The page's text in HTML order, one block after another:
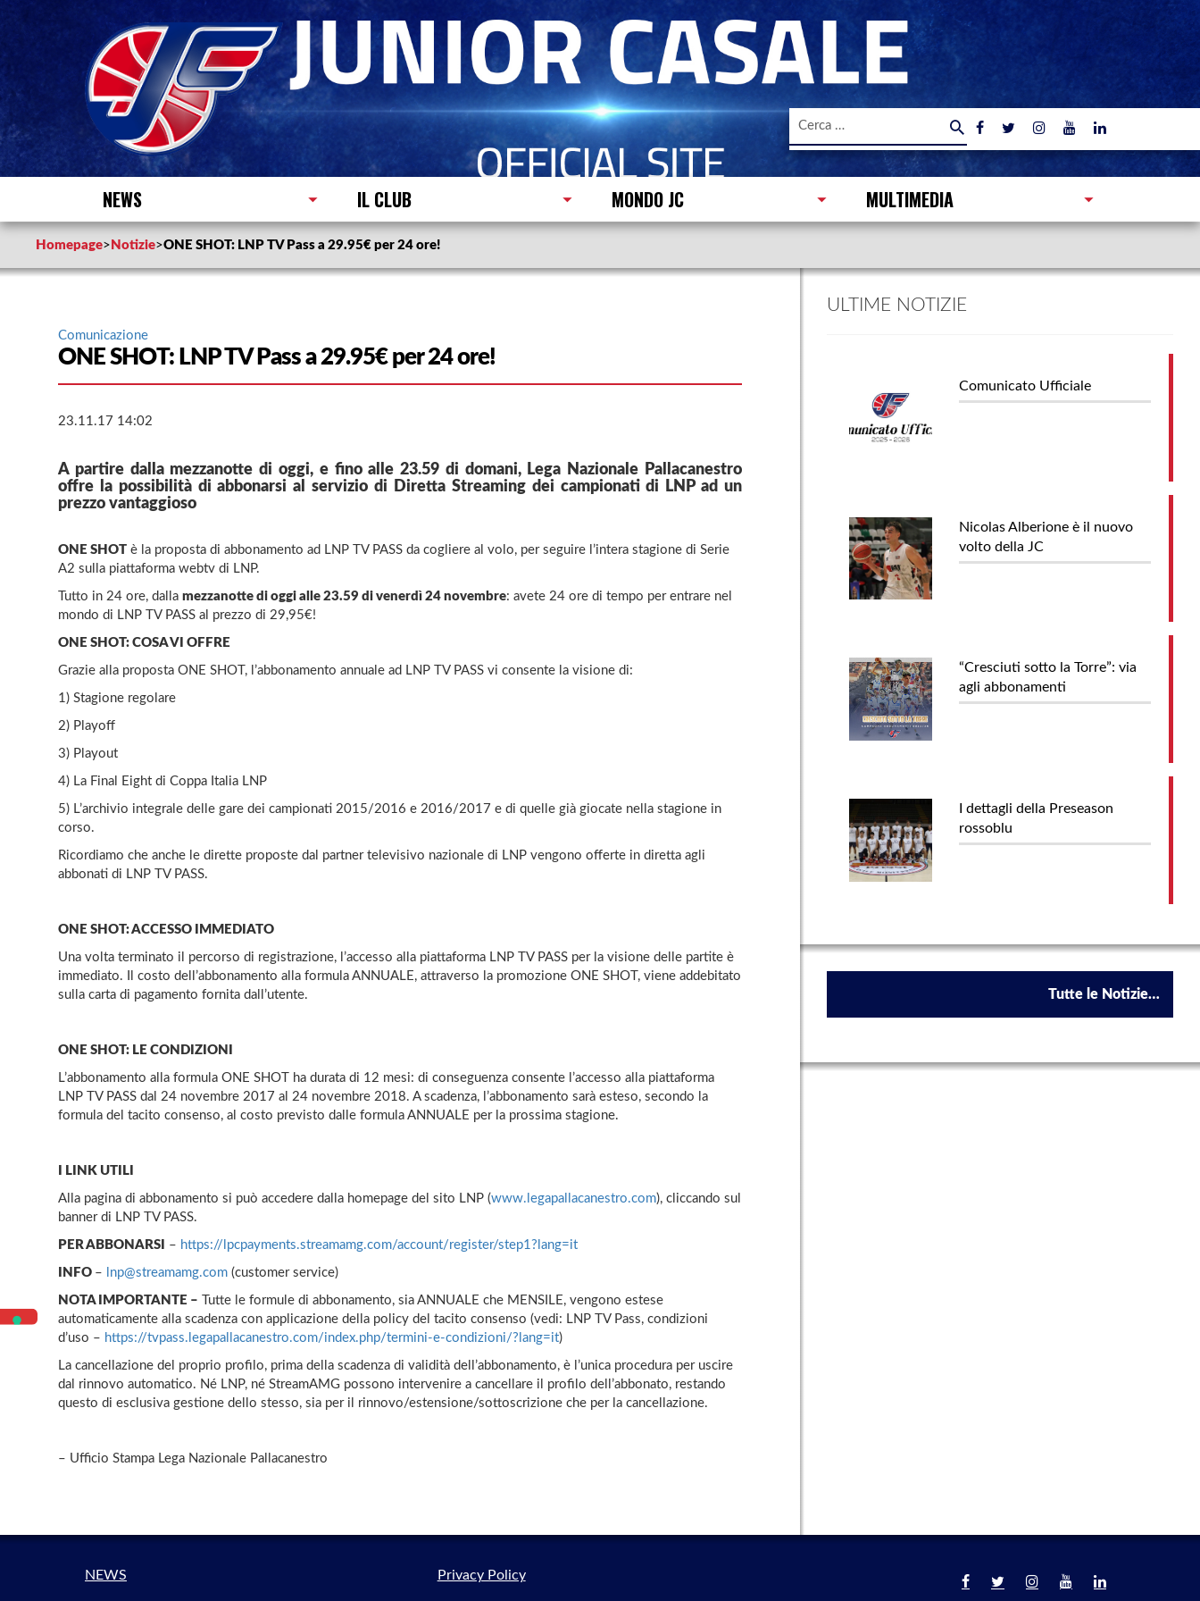
Ricerca
NEWS IL CLUB MONDO JC MULTIMEDIA
Homepage> Notizie>ONE SHOT: LNP TV Pass a 29.95€ per 24 ore!
Comunicazione
ONE SHOT: LNP TV Pass a 29.95€ per 24 ore!
23.11.17 14:02
A partire dalla mezzanotte di oggi, e fino alle 23.59 di domani, Lega Nazionale Pallacanestro
offre la possibilità di abbonarsi al servizio di Diretta Streaming dei campionati di LNP ad un
prezzo vantaggioso
ONE SHOT è la proposta di abbonamento ad LNP TV PASS da cogliere al volo, per seguire l’intera stagione di Serie
A2 sulla piattaforma webtv di LNP.
Tutto in 24 ore, dalla mezzanotte di oggi alle 23.59 di venerdì 24 novembre: avete 24 ore di tempo per entrare nel
mondo di LNP TV PASS al prezzo di 29,95€!
ONE SHOT: COSA VI OFFRE
Grazie alla proposta ONE SHOT, l’abbonamento annuale ad LNP TV PASS vi consente la visione di:
1) Stagione regolare
2) Playoff
3) Playout
4) La Final Eight di Coppa Italia LNP
5) L’archivio integrale delle gare dei campionati 2015/2016 e 2016/2017 e di quelle già giocate nella stagione in
corso.
Ricordiamo che anche le dirette proposte dal partner televisivo nazionale di LNP vengono offerte in diretta agli
abbonati di LNP TV PASS.
ONE SHOT: ACCESSO IMMEDIATO
Una volta terminato il percorso di registrazione, l’accesso alla piattaforma LNP TV PASS per la visione delle partite è
immediato. Il costo dell’abbonamento alla formula ANNUALE, attraverso la promozione ONE SHOT, viene addebitato
sulla carta di pagamento fornita dall’utente.
ONE SHOT: LE CONDIZIONI
L’abbonamento alla formula ONE SHOT ha durata di 12 mesi: di conseguenza consente l’accesso alla piattaforma
LNP TV PASS dal 24 novembre 2017 al 24 novembre 2018. A scadenza, l’abbonamento sarà esteso, secondo la
formula del tacito consenso, al costo previsto dalle formula ANNUALE per la prossima stagione.
I LINK UTILI
Alla pagina di abbonamento si può accedere dalla homepage del sito LNP (www.legapallacanestro.com), cliccando sul
banner di LNP TV PASS.
PER ABBONARSI – https://lpcpayments.streamamg.com/account/register/step1?lang=it
INFO – lnp@streamamg.com (customer service)
NOTA IMPORTANTE – Tutte le formule di abbonamento, sia ANNUALE che MENSILE, vengono estese
automaticamente alla scadenza con applicazione della policy del tacito consenso (vedi: LNP TV Pass, condizioni
d’uso – https://tvpass.legapallacanestro.com/index.php/termini-e-condizioni/?lang=it)
La cancellazione del proprio profilo, prima della scadenza di validità dell’abbonamento, è l’unica procedura per uscire
dal rinnovo automatico. Né LNP, né StreamAMG possono intervenire a cancellare il profilo dell’abbonato, restando
questo di esclusiva gestione dello stesso, sia per il rinnovo/estensione/sottoscrizione che per la cancellazione.
– Ufficio Stampa Lega Nazionale Pallacanestro
ULTIME NOTIZIE
Comunicato Ufficiale
Nicolas Alberione è il nuovo
volto della JC
“Cresciuti sotto la Torre”: via
agli abbonamenti
I dettagli della Preseason
rossoblu
Tutte le Notizie…
NEWS Privacy Policy